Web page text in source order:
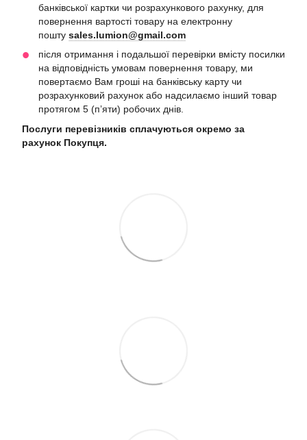
банківської картки чи розрахункового рахунку, для
повернення вартості товару на електронну
пошту sales.lumion@gmail.com
після отримання і подальшої перевірки вмісту посилки
на відповідність умовам повернення товару, ми
повертаємо Вам гроші на банківську карту чи
розрахунковий рахунок або надсилаємо інший товар
протягом 5 (пʼяти) робочих днів.
Послуги перевізників сплачуються окремо за
рахунок Покупця.